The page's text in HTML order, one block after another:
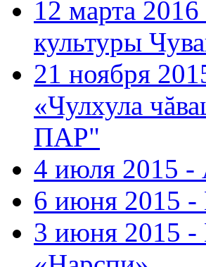
12 марта
культуры
21 ноября
«Чулхула
ПАР"
4 июля 2015 -
6 июня 2015 -
3 июня 2015 -